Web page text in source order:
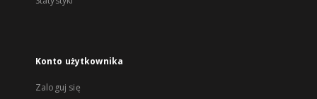
Konto użytkownika
Zaloguj się